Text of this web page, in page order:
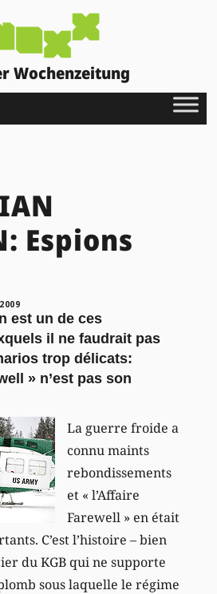
Wochenzeitung
Espions
est un de ces
il ne faudrait pas
trop délicats:
» n’est pas son
La guerre froide a
connu maints
rebondissements
et « l’Affaire
Farewell » en était
C’est l’histoire – bien
du KGB qui ne supporte
sous laquelle le régime